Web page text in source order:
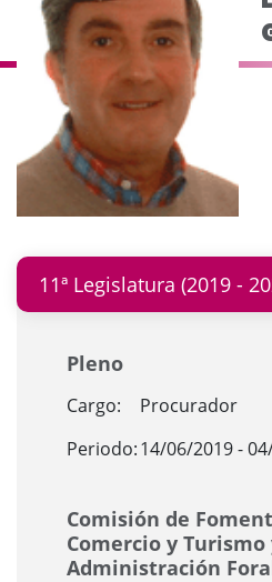
11ª Legislatura (2019 -
Pleno
Cargo:
Procurador
Periodo:14/06/2019 -
Comisión de
Comercio y Turismo
Administración